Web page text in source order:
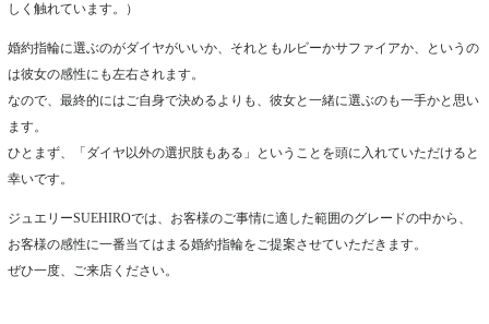
しく触れています。）
婚約指輪に選ぶのがダイヤがいいか、それともルビーかサファイアか、というの
は彼女の感性にも左右されます。
なので、最終的にはご自身で決めるよりも、彼女と一緒に選ぶのも一手かと思い
ます。
ひとまず、「ダイヤ以外の選択肢もある」ということを頭に入れていただけると
幸いです。
ジュエリーSUEHIROでは、お客様のご事情に適した範囲のグレードの中から、
お客様の感性に一番当てはまる婚約指輪をご提案させていただきます。
ぜひ一度、ご来店ください。